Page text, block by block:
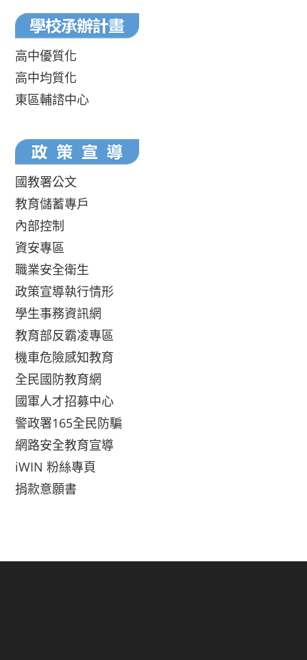
高中優質化
高中均質化
東區輔諮中心
國教署公文
教育儲蓄專戶
內部控制
資安專區
職業安全衛生
政策宣導執行情形
學生事務資訊網
教育部反霸凌專區
機車危險感知教育
全民國防教育網
國軍人才招募中心
警政署165全民防騙
網路安全教育宣導
iWIN 粉絲專頁
捐款意願書